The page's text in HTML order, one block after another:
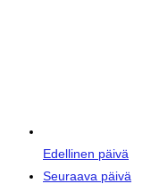
Edellinen päivä
Seuraava päivä